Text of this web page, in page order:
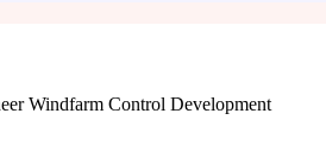
Windfarm Control Development